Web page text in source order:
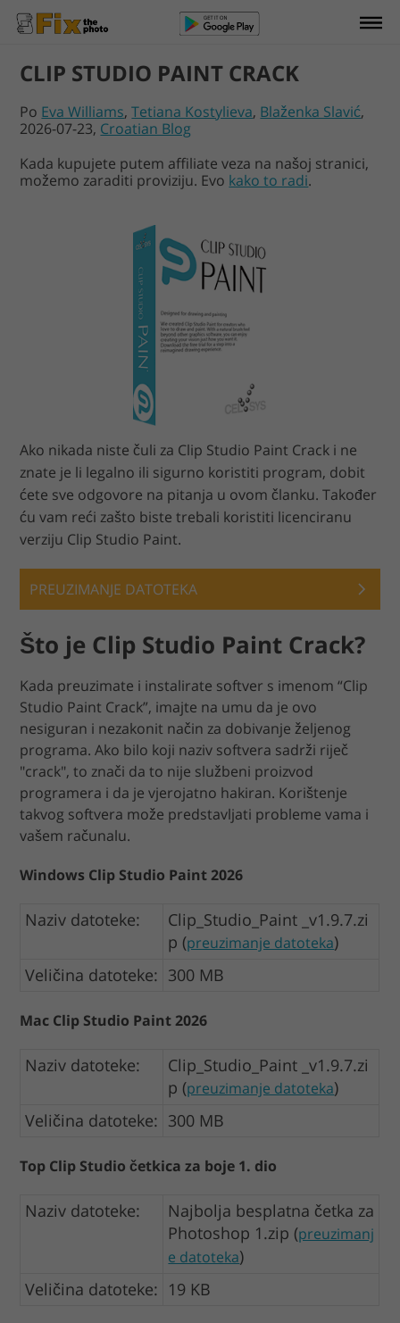
CLIP STUDIO PAINT CRACK
Po Eva Williams,Tetiana Kostylieva, Blaženka Slavić,
2026-07-23, Croatian Blog
Kada kupujete putem affiliate veza na našoj stranici,
možemo zaraditi proviziju. Evo kako to radi.
Ako nikada niste čuli za Clip Studio Paint Crack i ne
znate je li legalno ili sigurno koristiti program, dobit
ćete sve odgovore na pitanja u ovom članku. Također
ću vam reći zašto biste trebali koristiti licenciranu
verziju Clip Studio Paint.
PREUZIMANJE DATOTEKA
Što je Clip Studio Paint Crack?
Kada preuzimate i instalirate softver s imenom “Clip
Studio Paint Crack”, imajte na umu da je ovo
nesiguran i nezakonit način za dobivanje željenog
programa. Ako bilo koji naziv softvera sadrži riječ
"crack", to znači da to nije službeni proizvod
programera i da je vjerojatno hakiran. Korištenje
takvog softvera može predstavljati probleme vama i
vašem računalu.
Windows Clip Studio Paint 2026
Naziv datoteke:
Clip_Studio_Paint _v1.9.7.zi
p (preuzimanje datoteka)
Veličina datoteke: 300 MB
Mac Clip Studio Paint 2026
Naziv datoteke:
Clip_Studio_Paint _v1.9.7.zi
p (preuzimanje datoteka)
Veličina datoteke: 300 MB
Top Clip Studio četkica za boje 1. dio
Naziv datoteke:
Najbolja besplatna četka za
Photoshop 1.zip (preuzimanj
e datoteka)
Veličina datoteke: 19 KB